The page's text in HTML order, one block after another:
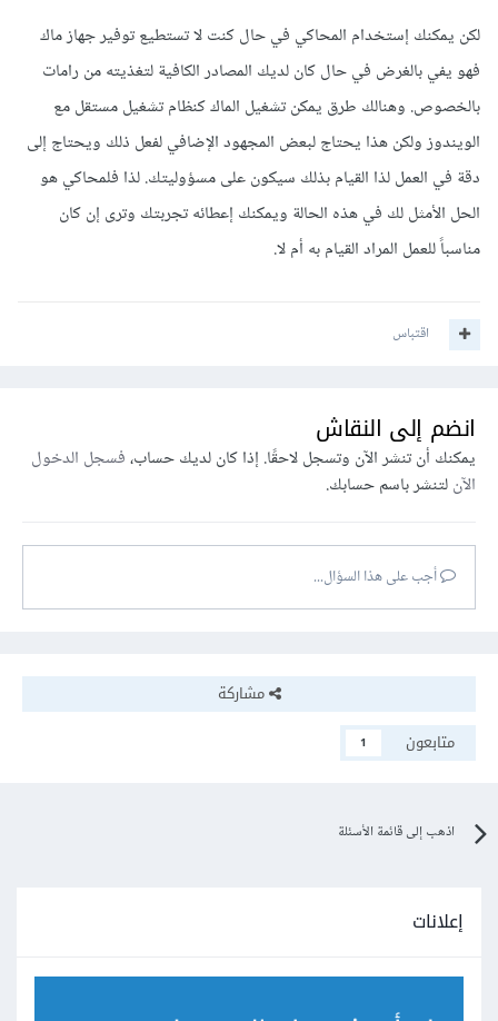
لكن يمكنك إستخدام المحاكي في حال كنت لا تستطيع توفير جهاز ماك
فهو يفي بالغرض في حال كان لديك المصادر الكافية لتغذيته من رامات
بالخصوص. وهنالك طرق يمكن تشغيل الماك كنظام تشغيل مستقل مع
الويندوز ولكن هذا يحتاج لبعض المجهود الإضافي لفعل ذلك ويحتاج إلى
دقة في العمل لذا القيام بذلك سيكون على مسؤوليتك. لذا فلمحاكي هو
الحل الأمثل لك في هذه الحالة ويمكنك إعطائه تجربتك وترى إن كان
مناسباً للعمل المراد القيام به أم لا.
اقتباس
انضم إلى النقاش
يمكنك أن تنشر الآن وتسجل لاحقًا. إذا كان لديك حساب،فسجل الدخول
الآنلتنشر باسم حسابك.
أجب على هذا السؤال...
مشاركة
متابعون
1
اذهب إلى قائمة الأسئلة
إعلانات